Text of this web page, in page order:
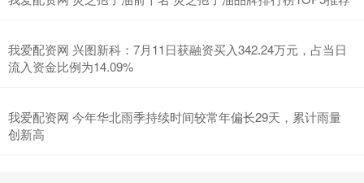
我爱配资网 兴图新科：7月11日获融资买入342.24万元，占当日
流入资金比例为14.09%
我爱配资网 今年华北雨季持续时间较常年偏长29天，累计雨量
创新高